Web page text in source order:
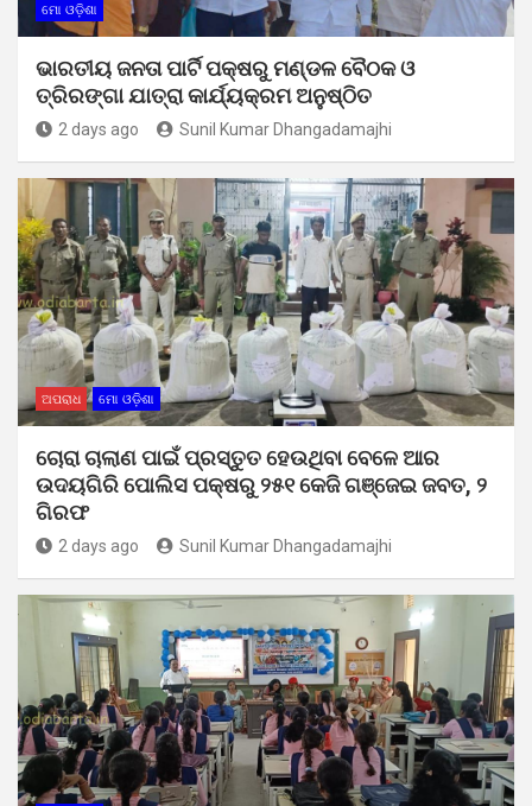
ମୋ ଓଡ଼ିଶା
ଭାରତୀୟ ଜନତା ପାର୍ଟି ପକ୍ଷରୁ ମଣ୍ଡଳ ବୈଠକ ଓ
ତ୍ରିରଙ୍ଗା ଯାତ୍ରା କାର୍ଯ୍ୟକ୍ରମ ଅନୁଷ୍ଠିତ
2 days ago Sunil Kumar Dhangadamajhi
ଅପରାଧ ମୋ ଓଡ଼ିଶା
ଚୋରା ଚାଲାଣ ପାଇଁ ପ୍ରସ୍ତୁତ ହେଉଥିବା ବେଳେ ଆର
ଉଦୟଗିରି ପୋଲିସ ପକ୍ଷରୁ ୨୫୧ କେଜି ଗଞ୍ଜେଇ ଜବତ, ୨
ଗିରଫ
2 days ago Sunil Kumar Dhangadamajhi